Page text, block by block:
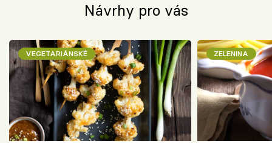
Návrhy pro vás
VEGETARIÁNSKÉ ZELENINA